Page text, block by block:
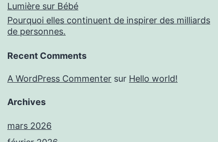
Lumière sur Bébé
Pourquoi elles continuent de inspirer des milliards
de personnes.
Recent Comments
A WordPress Commenter sur Hello world!
Archives
mars 2026